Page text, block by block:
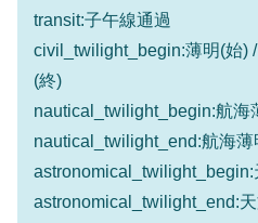
transit:子午線通過
civil_twilight_begin:薄明(始)
(終)
nautical_twilight_begin:航海
nautical_twilight_end:航海薄
astronomical_twilight_begin:
astronomical_twilight_end: